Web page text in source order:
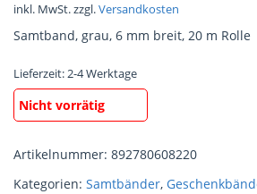
inkl. MwSt.zzgl.Versandkosten
Samtband, grau, 6 mm breit, 20 m Rolle
Lieferzeit:2-4 Werktage
Nicht vorrätig
Artikelnummer: 892780608220
Kategorien: Samtbänder,